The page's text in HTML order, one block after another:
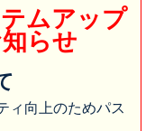
ムアップ
らせ
ィ向上のためパス